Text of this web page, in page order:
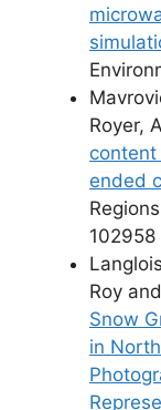
Royer,
ended
102958
Roy
Snow
in